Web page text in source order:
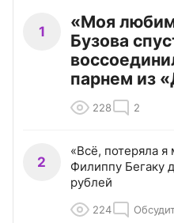
1
«Моя
Бузова
парнем из
228 2
2
«Всё, потеряла
Филиппу Бегаку
рублей
224